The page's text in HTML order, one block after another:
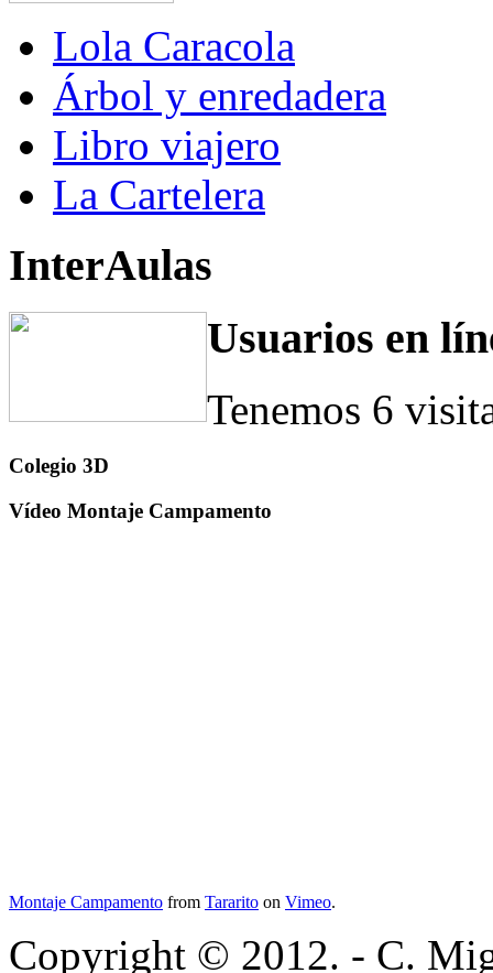
Lola Caracola
Árbol y enredadera
Libro viajero
La Cartelera
InterAulas
Usuarios en
Tenemos 6
Colegio 3D
Vídeo Montaje Campamento
Montaje Campamento from Tararito on Vimeo.
Copyright © 2012. - C.